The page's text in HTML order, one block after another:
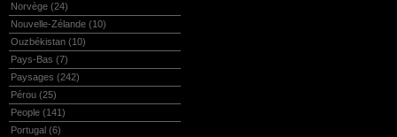
Norvège (24)
Nouvelle-Zélande (10)
Ouzbékistan (10)
Pays-Bas (7)
Paysages (242)
Pérou (25)
People (141)
Portugal (6)